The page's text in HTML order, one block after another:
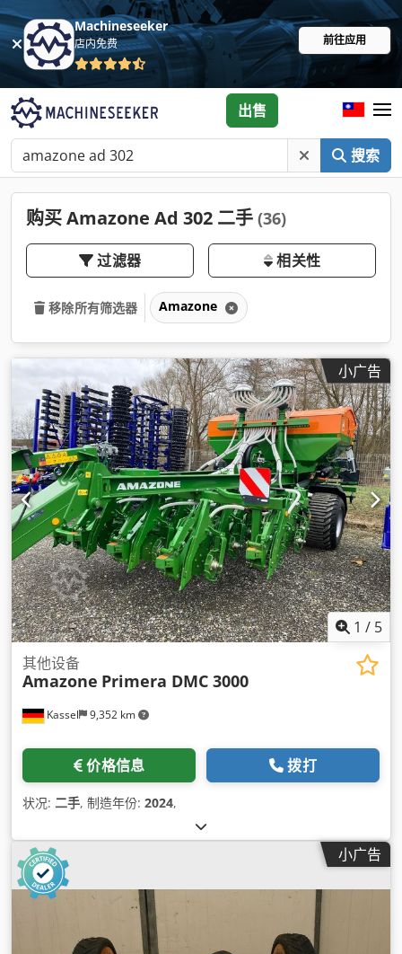
Machineseeker
店内免费 前往应用
搜索
出售
购买 Amazone Ad 302 二手 (36)
过滤器 相关性
移除所有筛选器 Amazone
小广告
1 / 5
Kassel 9,352 km
其他设备
Amazone Primera DMC 3000
价格信息 拨打
状况: 二手, 制造年份: 2024,
小广告